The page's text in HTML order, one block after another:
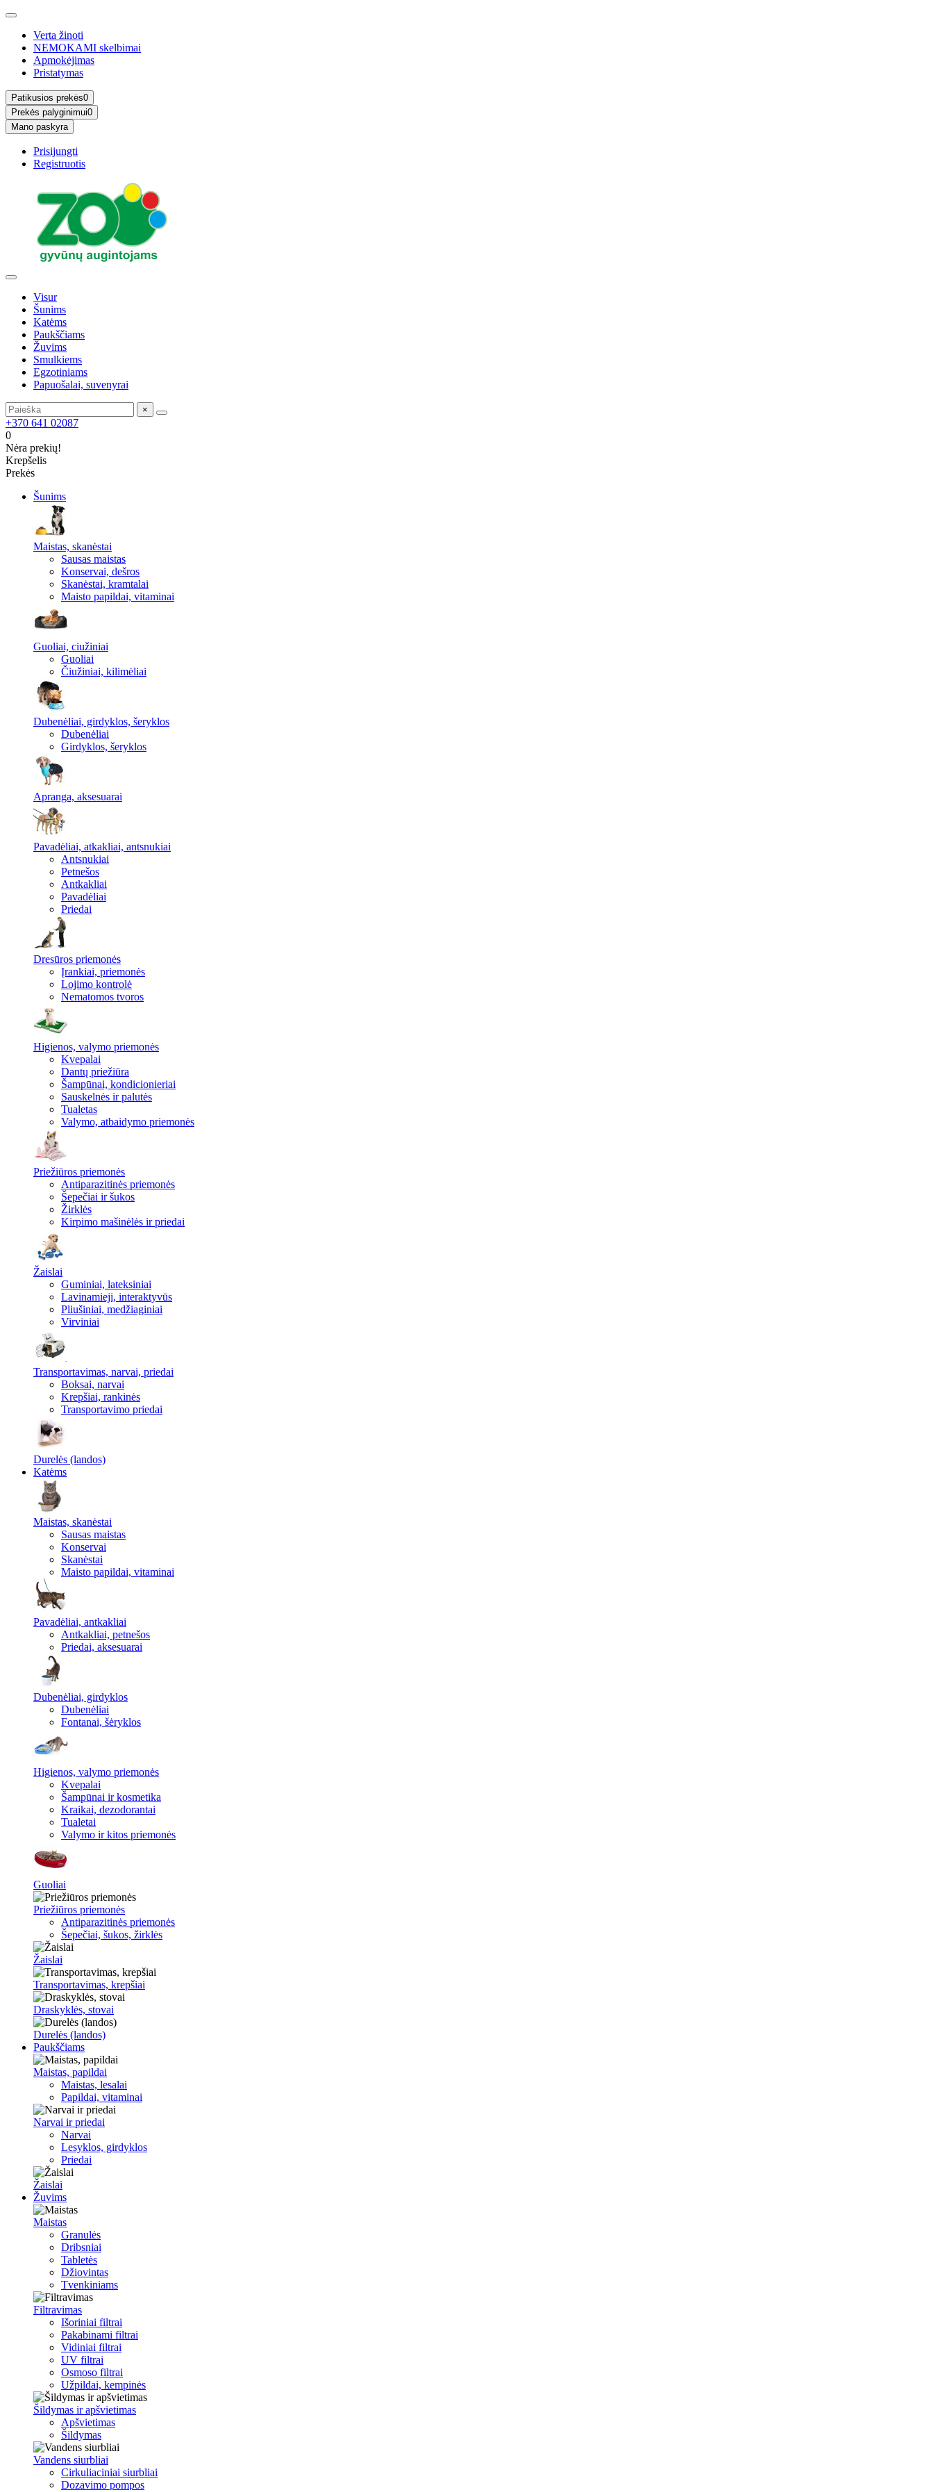
Verta žinoti
NEMOKAMI skelbimai
Apmokėjimas
Pristatymas
Patikusios prekės0
Prekės palyginimui0
Mano paskyra
Prisijungti
Registruotis
Visur
Šunims
Katėms
Paukščiams
Žuvims
Smulkiems
Egzotiniams
Papuošalai, suvenyrai
×
+370 641 02087
0
Nėra prekių!
Krepšelis
Prekės
Šunims
Maistas, skanėstai
Sausas maistas
Konservai, dešros
Skanėstai, kramtalai
Maisto papildai, vitaminai
Guoliai, ciužiniai
Guoliai
Čiužiniai, kilimėliai
Dubenėliai, girdyklos, šeryklos
Dubenėliai
Girdyklos, šeryklos
Apranga, aksesuarai
Pavadėliai, atkakliai, antsnukiai
Antsnukiai
Petnešos
Antkakliai
Pavadėliai
Priedai
Dresūros priemonės
Įrankiai, priemonės
Lojimo kontrolė
Nematomos tvoros
Higienos, valymo priemonės
Kvepalai
Dantų priežiūra
Šampūnai, kondicionieriai
Sauskelnės ir palutės
Tualetas
Valymo, atbaidymo priemonės
Priežiūros priemonės
Antiparazitinės priemonės
Šepečiai ir šukos
Žirklės
Kirpimo mašinėlės ir priedai
Žaislai
Guminiai, lateksiniai
Lavinamieji, interaktyvūs
Pliušiniai, medžiaginiai
Virviniai
Transportavimas, narvai, priedai
Boksai, narvai
Krepšiai, rankinės
Transportavimo priedai
Durelės (landos)
Katėms
Maistas, skanėstai
Sausas maistas
Konservai
Skanėstai
Maisto papildai, vitaminai
Pavadėliai, antkakliai
Antkakliai, petnešos
Priedai, aksesuarai
Dubenėliai, girdyklos
Dubenėliai
Fontanai, šėryklos
Higienos, valymo priemonės
Kvepalai
Šampūnai ir kosmetika
Kraikai, dezodorantai
Tualetai
Valymo ir kitos priemonės
Guoliai
Priežiūros priemonės
Antiparazitinės priemonės
Šepečiai, šukos, žirklės
Žaislai
Transportavimas, krepšiai
Draskyklės, stovai
Durelės (landos)
Paukščiams
Maistas, papildai
Maistas, lesalai
Papildai, vitaminai
Narvai ir priedai
Narvai
Lesyklos, girdyklos
Priedai
Žaislai
Žuvims
Maistas
Granulės
Dribsniai
Tabletės
Džiovintas
Tvenkiniams
Filtravimas
Išoriniai filtrai
Pakabinami filtrai
Vidiniai filtrai
UV filtrai
Osmoso filtrai
Užpildai, kempinės
Šildymas ir apšvietimas
Apšvietimas
Šildymas
Vandens siurbliai
Cirkuliaciniai siurbliai
Dozavimo pompos